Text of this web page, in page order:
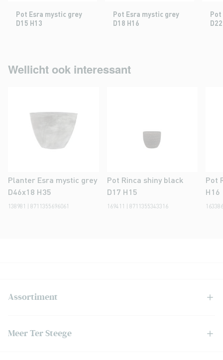
Pot Esra mystic grey
D15 H13
Pot Esra mystic grey
D18 H16
Pot
Wellicht ook interessant
138981 | 8711355696061
Planter Esra mystic grey
D46x18 H35
169411 | 8711355343316
Pot Rinca shiny black
D17 H15
Pot
H16
Assortiment
Meer Ter Steege